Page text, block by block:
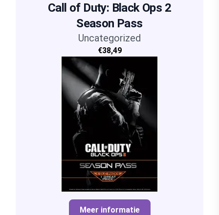
Call of Duty: Black Ops 2
Season Pass
Uncategorized
€38,49
Meer informatie